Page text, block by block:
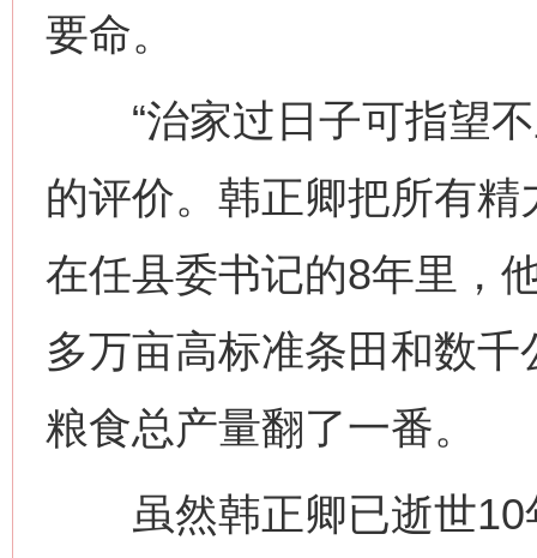
要命。
“治家过日子可指望不
的评价。韩正卿把所有精
在任县委书记的8年里，
多万亩高标准条田和数
粮食总产量翻了一番。
虽然韩正卿已逝世10